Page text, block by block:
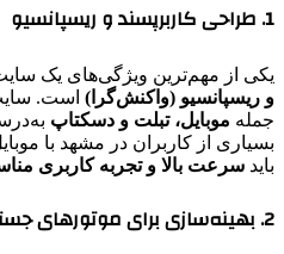
1. طراحی کاربرپسند و ریسپانسیو
یکی از مهم‌ترین ویژگی‌های یک
و ریسپانسیو (واکنش‌گرا) است.
جمله موبایل، تبلت و دسکتاپ
بسیاری از کاربران در مشهد با
باید سرعت بالا و تجربه کاربری
2. بهینه‌سازی برای موتورهای جستجو (SEO)